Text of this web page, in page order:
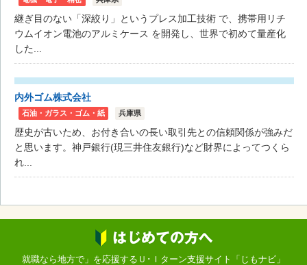
継ぎ目のない「深絞り」というプレス加工技術 で、携帯用リチ
ウムイオン電池のアルミケース を開発し、世界で初めて量産化
した...
内外ゴム株式会社
石油・ガラス・ゴム・紙 兵庫県
歴史が古いため、お付き合いの長い取引先との信頼関係が強みだ
と思います。神戸銀行(現三井住友銀行)など財界によってつくら
れ...
就職なら地方で」を応援するＵ･Ｉターン支援サイト「じもナビ」